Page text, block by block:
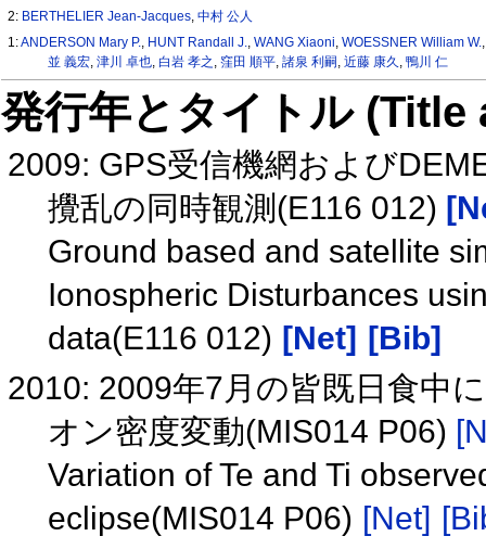
2: BERTHELIER Jean-Jacques,中村 公人
1:ANDERSON Mary P., HUNT Randall J.,WANG Xiaoni,WOESSNER William W.
並 義宏, 津川 卓也, 白岩 孝之 , 窪田 順平, 諸泉 利嗣 , 近藤 康久 , 鴨川 仁
発行年とタイトル
2009: GPS受信機網および
攪乱の同時観測(E116 012)
Ground based and satellite
Ionospheric Disturbances
data(E116 012) [Net]
[Bib]
2010: 2009年7月の皆既日食中
オン密度変動(MIS014 P06)
Variation of Te and Ti
eclipse(MIS014 P06) [Net]